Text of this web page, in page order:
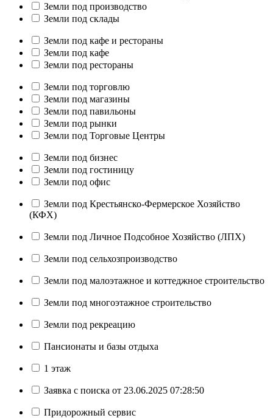
Земли под производство
Земли под склады
Земли под кафе и рестораны
Земли под кафе
Земли под рестораны
Земли под торговлю
Земли под магазины
Земли под павильоны
Земли под рынки
Земли под Торговые Центры
Земли под бизнес
Земли под гостиницу
Земли под офис
Земли под Крестьянско-Фермерское Хозяйство
(КФХ)
Земли под Личное Подсобное Хозяйство (ЛПХ)
Земли под сельхозпроизводство
Земли под малоэтажное и коттеджное строительство
Земли под многоэтажное строительство
Земли под рекреацию
Пансионаты и базы отдыха
1 этаж
Заявка с поиска от 23.06.2025 07:28:50
Придорожный сервис